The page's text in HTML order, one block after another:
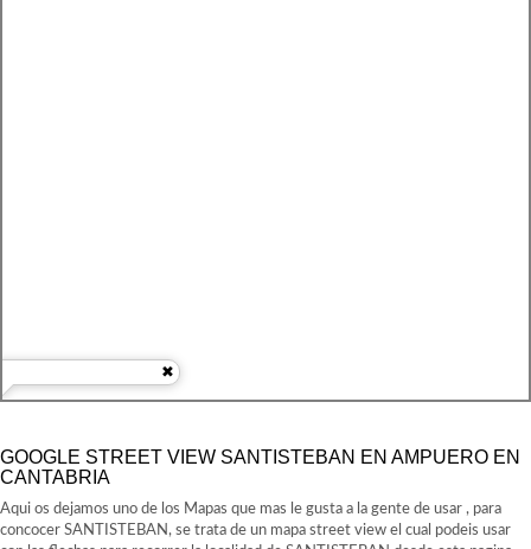
GOOGLE STREET VIEW SANTISTEBAN EN AMPUERO EN
CANTABRIA
Aqui os dejamos uno de los Mapas que mas le gusta a la gente de usar , para
concocer SANTISTEBAN, se trata de un mapa street view el cual podeis usar